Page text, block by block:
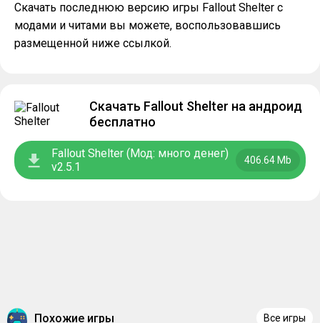
Скачать последнюю версию игры Fallout Shelter с
модами и читами вы можете, воспользовавшись
размещенной ниже ссылкой.
Скачать Fallout Shelter на андроид
бесплатно
Fallout Shelter (Мод: много денег)
v2.5.1
406.64 Mb
Похожие игры Все игры